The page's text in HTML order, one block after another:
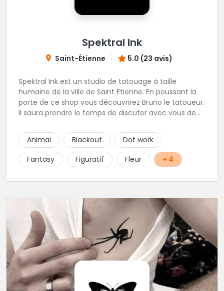
Spektral Ink
Saint-Étienne 5.0 (23 avis)
Spektral Ink est un studio de tatouage à taille
humaine de la ville de Saint Etienne. En poussant la
porte de ce shop vous découvrirez Bruno le tatoueur.
Il saura prendre le temps de discuter avec vous de
un message ou à l'appeler.
Animal Blackout
Dot work
Fantasy
Figuratif Fleur + 4